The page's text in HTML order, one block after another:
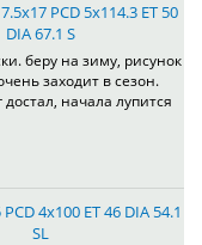
PCD 5x114.3 ET 50
DIA 67.1 S
беру на зиму, рисунок
заходит в сезон.
начала лупится
4x100 ET 46 DIA 54.1
SL